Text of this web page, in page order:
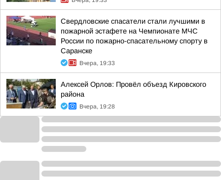
Свердловские спасатели стали лучшими в
пожарной эстафете на Чемпионате МЧС
России по пожарно-спасательному спорту в
Саранске
Вчера, 19:33
Алексей Орлов: Провёл объезд Кировского
района
Вчера, 19:28